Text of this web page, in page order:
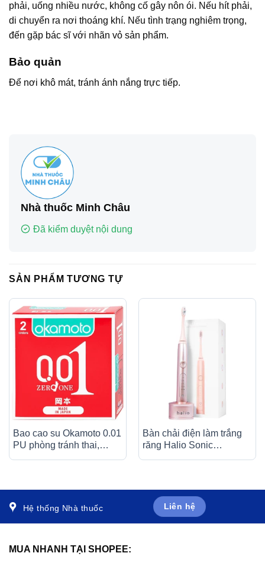
phải, uống nhiều nước, không cố gây nôn ói. Nếu hít phải,
di chuyển ra nơi thoáng khí. Nếu tình trạng nghiêm trọng,
đến gặp bác sĩ với nhãn vỏ sản phẩm.
Bảo quản
Để nơi khô mát, tránh ánh nắng trực tiếp.
Nhà thuốc Minh Châu
Đã kiểm duyệt nội dung
SẢN PHẨM TƯƠNG TỰ
Bao cao su Okamoto 0.01
PU phòng tránh thai,
Bàn chải điện làm trắng
răng Halio Sonic
Hệ thống Nhà thuốc Liên hệ
MUA NHANH TẠI SHOPEE: